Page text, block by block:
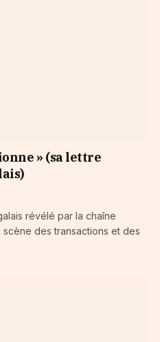
» (sa lettre
révélé par la chaîne
des transactions et des